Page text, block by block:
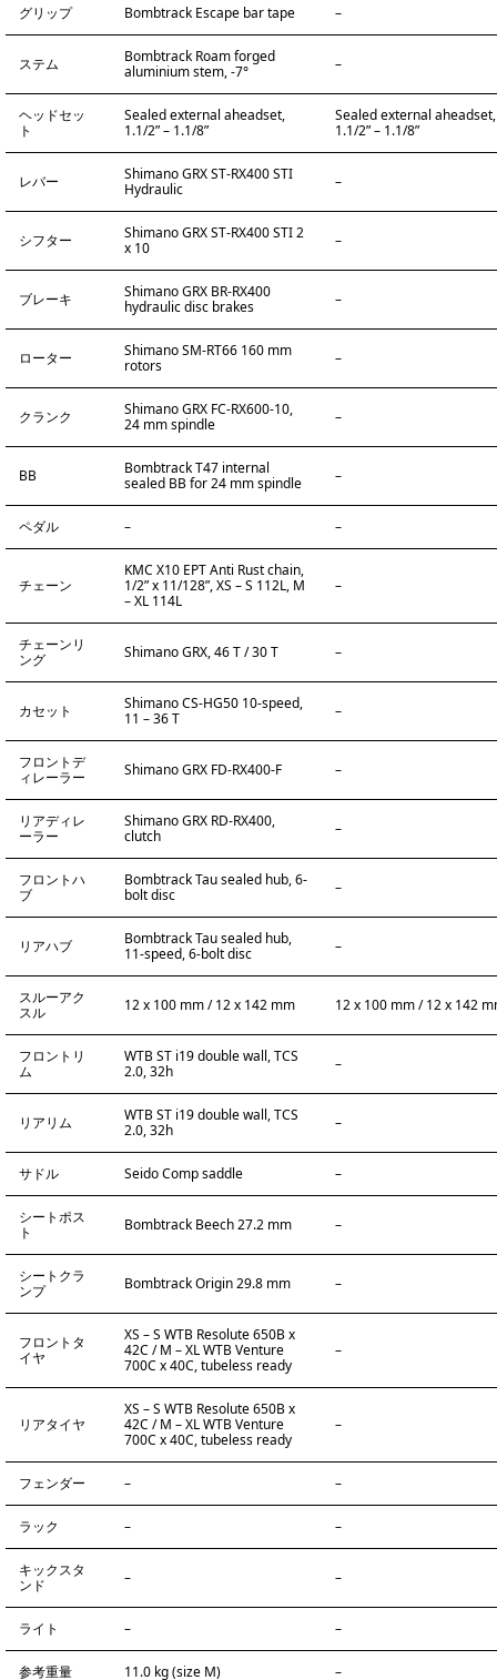
グリップ Bombtrack Escape bar tape –
ステム
Bombtrack Roam forged
aluminium stem, -7°
–
ヘッドセッ
ト
Sealed external aheadset,
1.1/2” – 1.1/8”
Sealed external aheadset,
1.1/2” – 1.1/8”
レバー
Shimano GRX ST-RX400 STI
Hydraulic
–
シフター
Shimano GRX ST-RX400 STI 2
x 10
–
ブレーキ
Shimano GRX BR-RX400
hydraulic disc brakes
–
ローター
Shimano SM-RT66 160 mm
rotors
–
クランク
Shimano GRX FC-RX600-10,
24 mm spindle
–
BB
Bombtrack T47 internal
sealed BB for 24 mm spindle
–
ペダル – –
チェーン
KMC X10 EPT Anti Rust chain,
1/2” x 11/128”, XS – S 112L, M
– XL 114L
–
チェーンリ
ング
Shimano GRX, 46 T / 30 T –
カセット
Shimano CS-HG50 10-speed,
11 – 36 T
–
フロントデ
ィレーラー
Shimano GRX FD-RX400-F –
リアディレ
ーラー
Shimano GRX RD-RX400,
clutch
–
フロントハ
ブ
Bombtrack Tau sealed hub, 6-
bolt disc
–
リアハブ
Bombtrack Tau sealed hub,
11-speed, 6-bolt disc
–
スルーアク
スル
12 x 100 mm / 12 x 142 mm 12 x 100 mm / 12 x 142
フロントリ
ム
WTB ST i19 double wall, TCS
2.0, 32h
–
リアリム
WTB ST i19 double wall, TCS
2.0, 32h
–
サドル Seido Comp saddle –
シートポス
ト
Bombtrack Beech 27.2 mm –
シートクラ
ンプ
Bombtrack Origin 29.8 mm –
フロントタ
イヤ
XS – S WTB Resolute 650B x
42C / M – XL WTB Venture
700C x 40C, tubeless ready
–
リアタイヤ
XS – S WTB Resolute 650B x
42C / M – XL WTB Venture
700C x 40C, tubeless ready
–
フェンダー – –
ラック – –
キックスタ
ンド
– –
ライト – –
参考重量 11.0 kg (size M) –